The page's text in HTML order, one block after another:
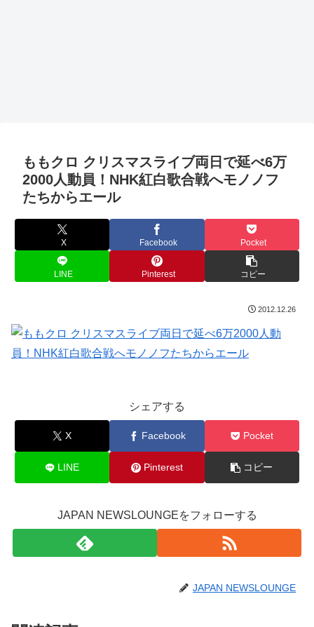
ももクロ クリスマスライブ両日で延べ6万
2000人動員！NHK紅白歌合戦へモノノフ
たちからエール
X Facebook Pocket
LINE Pinterest コピー
2012.12.26
シェアする
X Facebook Pocket
LINE Pinterest コピー
JAPAN NEWSLOUNGEをフォローする
JAPAN NEWSLOUNGE